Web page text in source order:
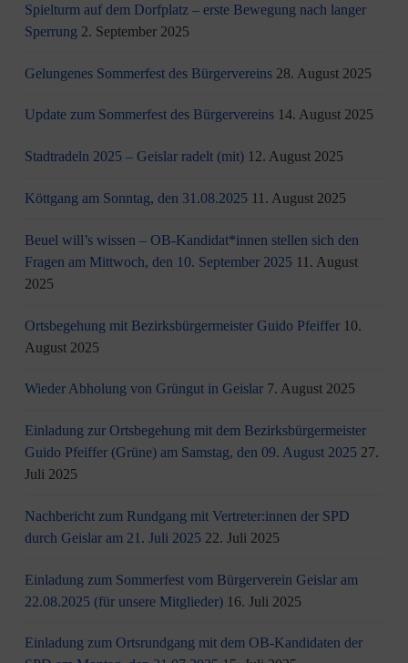
Spielturm auf dem Dorfplatz – erste Bewegung nach langer
Sperrung 2. September 2025
Gelungenes Sommerfest des Bürgervereins 28. August 2025
Update zum Sommerfest des Bürgervereins 14. August 2025
Stadtradeln 2025 – Geislar radelt (mit) 12. August 2025
Köttgang am Sonntag, den 31.08.2025 11. August 2025
Beuel will’s wissen – OB-Kandidat*innen stellen sich den
Fragen am Mittwoch, den 10. September 2025 11. August
2025
Ortsbegehung mit Bezirksbürgermeister Guido Pfeiffer 10.
August 2025
Wieder Abholung von Grüngut in Geislar 7. August 2025
Einladung zur Ortsbegehung mit dem Bezirksbürgermeister
Guido Pfeiffer (Grüne) am Samstag, den 09. August 2025 27.
Juli 2025
Nachbericht zum Rundgang mit Vertreter:innen der SPD
durch Geislar am 21. Juli 2025 22. Juli 2025
Einladung zum Sommerfest vom Bürgerverein Geislar am
22.08.2025 (für unsere Mitglieder) 16. Juli 2025
Einladung zum Ortsrundgang mit dem OB-Kandidaten der